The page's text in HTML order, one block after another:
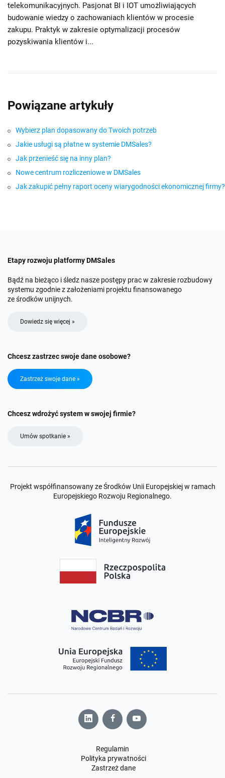
telekomunikacyjnych. Pasjonat BI i IOT umożliwiających
budowanie wiedzy o zachowaniach klientów w procesie
zakupu. Praktyk w zakresie optymalizacji procesów
pozyskiwania klientów i...
Powiązane artykuły
Wybierz plan dopasowany do Twoich potrzeb
Jakie usługi są płatne w systemie DMSales?
Jak przenieść się na inny plan?
Nowe centrum rozliczeniowe w DMSales
Jak zakupić pełny raport oceny wiarygodności ekonomicznej firmy?
Etapy rozwoju platformy DMSales
Bądź na bieżąco i śledz nasze postępy prac w zakresie rozbudowy
systemu zgodnie z założeniami projektu finansowanego
ze środków unijnych.
Dowiedz się więcej »
Chcesz zastrzec swoje dane osobowe?
Zastrzeż swoje dane »
Chcesz wdrożyć system w swojej firmie?
Umów spotkanie »
Projekt współfinansowany ze Środków Unii Europejskiej w ramach
Europejskiego Rozwoju Regionalnego.
Regulamin
Polityka prywatności
Zastrzeż dane